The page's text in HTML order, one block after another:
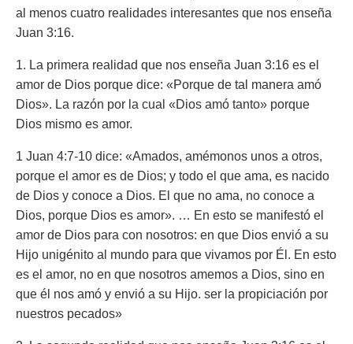
al menos cuatro realidades interesantes que nos enseña
Juan 3:16.
1. La primera realidad que nos enseña Juan 3:16 es el
amor de Dios porque dice: «Porque de tal manera amó
Dios». La razón por la cual «Dios amó tanto» porque
Dios mismo es amor.
1 Juan 4:7-10 dice: «Amados, amémonos unos a otros,
porque el amor es de Dios; y todo el que ama, es nacido
de Dios y conoce a Dios. El que no ama, no conoce a
Dios, porque Dios es amor». … En esto se manifestó el
amor de Dios para con nosotros: en que Dios envió a su
Hijo unigénito al mundo para que vivamos por Él. En esto
es el amor, no en que nosotros amemos a Dios, sino en
que él nos amó y envió a su Hijo. ser la propiciación por
nuestros pecados»